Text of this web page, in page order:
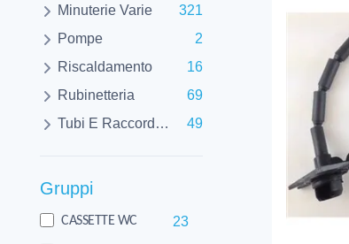
Minuterie Varie
321
Pompe
2
Riscaldamento
16
Rubinetteria
69
Tubi E Raccorderie
49
Gruppi
CASSETTE WC 23